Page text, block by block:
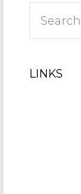
Search
LINKS